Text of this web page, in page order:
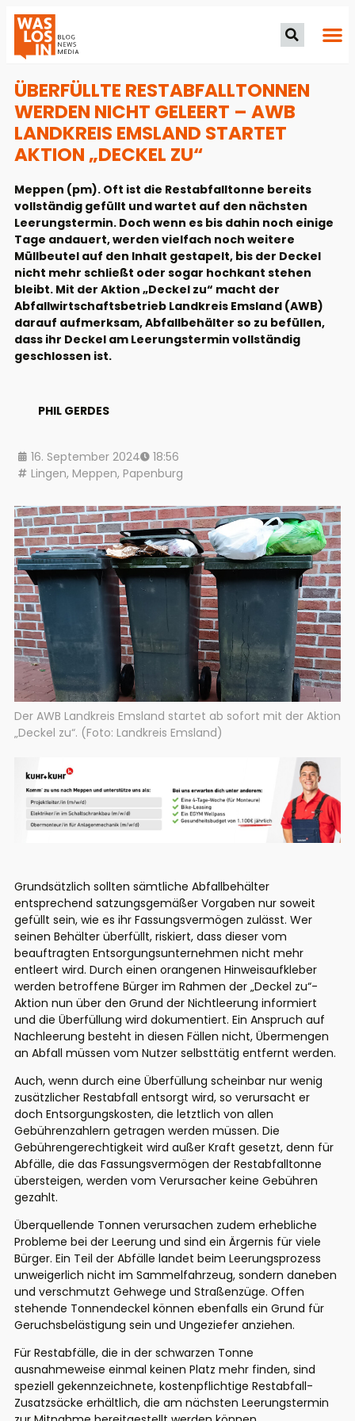
ÜBERFÜLLTE RESTABFALLTONNEN
WERDEN NICHT GELEERT – AWB
LANDKREIS EMSLAND STARTET
AKTION „DECKEL ZU“
Meppen (pm). Oft ist die Restabfalltonne bereits
vollständig gefüllt und wartet auf den nächsten
Leerungstermin. Doch wenn es bis dahin noch einige
Tage andauert, werden vielfach noch weitere
Müllbeutel auf den Inhalt gestapelt, bis der Deckel
nicht mehr schließt oder sogar hochkant stehen
bleibt. Mit der Aktion „Deckel zu“ macht der
Abfallwirtschaftsbetrieb Landkreis Emsland (AWB)
darauf aufmerksam, Abfallbehälter so zu befüllen,
dass ihr Deckel am Leerungstermin vollständig
geschlossen ist.
PHIL GERDES
16. September 2024
18:56
Lingen, Meppen, Papenburg
Der AWB Landkreis Emsland startet ab sofort mit der Aktion
„Deckel zu“. (Foto: Landkreis Emsland)
Grundsätzlich sollten sämtliche Abfallbehälter
entsprechend satzungsgemäßer Vorgaben nur soweit
gefüllt sein, wie es ihr Fassungsvermögen zulässt. Wer
seinen Behälter überfüllt, riskiert, dass dieser vom
beauftragten Entsorgungsunternehmen nicht mehr
entleert wird. Durch einen orangenen Hinweisaufkleber
werden betroffene Bürger im Rahmen der „Deckel zu“-
Aktion nun über den Grund der Nichtleerung informiert
und die Überfüllung wird dokumentiert. Ein Anspruch auf
Nachleerung besteht in diesen Fällen nicht, Übermengen
an Abfall müssen vom Nutzer selbsttätig entfernt werden.
Auch, wenn durch eine Überfüllung scheinbar nur wenig
zusätzlicher Restabfall entsorgt wird, so verursacht er
doch Entsorgungskosten, die letztlich von allen
Gebührenzahlern getragen werden müssen. Die
Gebührengerechtigkeit wird außer Kraft gesetzt, denn für
Abfälle, die das Fassungsvermögen der Restabfalltonne
übersteigen, werden vom Verursacher keine Gebühren
gezahlt.
Überquellende Tonnen verursachen zudem erhebliche
Probleme bei der Leerung und sind ein Ärgernis für viele
Bürger. Ein Teil der Abfälle landet beim Leerungsprozess
unweigerlich nicht im Sammelfahrzeug, sondern daneben
und verschmutzt Gehwege und Straßenzüge. Offen
stehende Tonnendeckel können ebenfalls ein Grund für
Geruchsbelästigung sein und Ungeziefer anziehen.
Für Restabfälle, die in der schwarzen Tonne
ausnahmeweise einmal keinen Platz mehr finden, sind
speziell gekennzeichnete, kostenpflichtige Restabfall-
Zusatzsäcke erhältlich, die am nächsten Leerungstermin